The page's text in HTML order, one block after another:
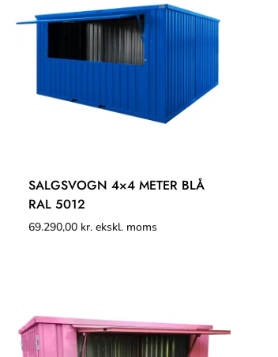
SALGSVOGN 4×4 METER BLÅ
RAL 5012
69.290,00 kr. ekskl. moms